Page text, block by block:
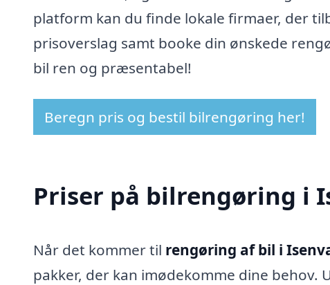
platform kan du finde lokale firmaer, der
prisoverslag samt booke din ønskede
bil ren og præsentabel!
Beregn pris og bestil bilrengøring her!
Priser på bilrengøring i
Når det kommer til rengøring af bil i
pakker, der kan imødekomme dine